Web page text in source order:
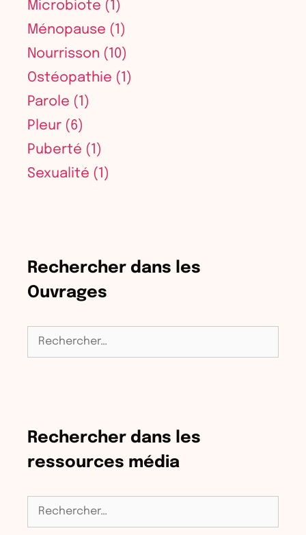
Microbiote (1)
Ménopause (1)
Nourrisson (10)
Ostéopathie (1)
Parole (1)
Pleur (6)
Puberté (1)
Sexualité (1)
Rechercher dans les
Ouvrages
Rechercher :
Rechercher dans les
ressources média
Rechercher :